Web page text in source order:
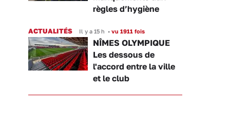
règles d’hygiène
ACTUALITÉS Il y a 15 h • vu 1911 fois
NÎMES OLYMPIQUE
Les dessous de
l'accord entre la ville
et le club